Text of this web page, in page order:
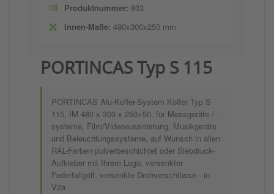
Produktnummer: 803
Innen-Maße: 480x300x250 mm
PORTINCAS Typ S 115
PORTINCAS Alu-Koffer-System Koffer Typ S
115, IM 480 x 300 x 250+50, für Messgeräte / -
systeme, Film/Videoaussrüstung, Musikgeräte
und Beleuchtungssysteme, auf Wunsch in allen
RAL-Farben pulverbeschichtet oder Siebdruck-
Aufkleber mit Ihrem Logo, versenkter
Federfallgriff, versenkte Drehverschlüsse - in
V2a